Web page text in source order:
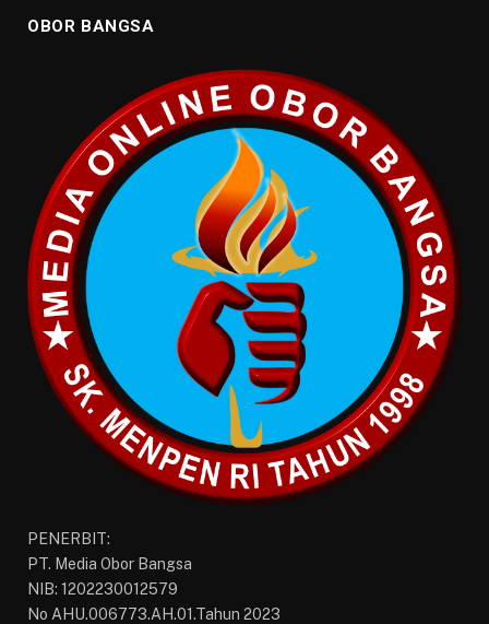
OBOR BANGSA
PENERBIT:
PT. Media Obor Bangsa
NIB: 1202230012579
No AHU.006773.AH.01.Tahun 2023